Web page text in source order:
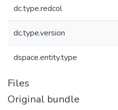
dc.type.redcol
dc.type.version
dspace.entity.type
Files
Original bundle